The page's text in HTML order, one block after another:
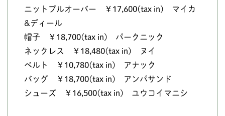
ニットプルオーバー ￥17,600(tax in) マイカ
&ディール
帽子 ￥18,700(tax in) パークニック
ネックレス ￥18,480(tax in) ヌイ
ベルト ￥10,780(tax in) アナック
バッグ ￥18,700(tax in) アンパサンド
シューズ ￥16,500(tax in) ユウコイマニシ